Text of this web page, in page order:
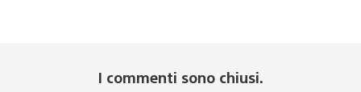
I commenti sono chiusi.